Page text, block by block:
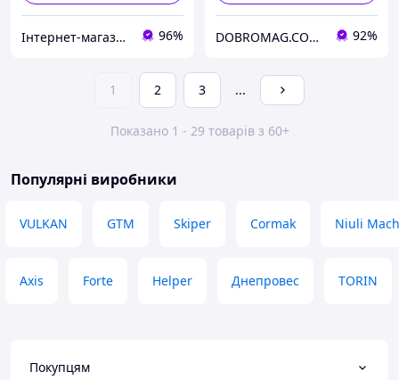
Інтернет-магазин "Winner" 96% DOBROMAG.COM.UA - ДОБРОМАГ 92%
1 2 3 ...
Показано 1 - 29 товарів з 60+
Популярні виробники
VULKAN GTM Skiper Cormak Niuli
Axis Forte Helper Днепровес TORIN
Покупцям